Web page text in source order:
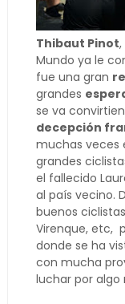
Thibaut Pinot
Mundo ya le
fue una gran
grandes
se va
decepción
muchas veces
grandes
el fallecido
al país vecino.
buenos
Virenque, etc,
donde se ha
con mucha
luchar por algo